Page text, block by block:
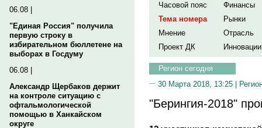
06.08 |
"Единая Россия" получила
первую строку в
избирательном бюллетене на
выборах в Госдуму
06.08 |
Александр Щербаков держит
на контроле ситуацию с
офтальмологической
помощью в Ханкайском
округе
Часовой пояс
Финансы
Тема номера
Рынки
Мнение
Отрасль
Проект ДК
Инновации
Регион сегодня
30 Марта 2018, 13:25 |
"Берингия-2018"